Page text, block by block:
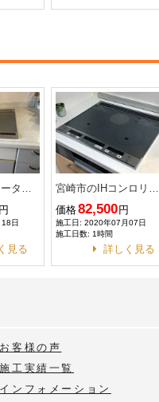
IHクッキングヒーター交換
円
日
見る
宮崎市のIHコンロリフォーム
価格82,500 円
施工日: 2020年07月07日
施工日数: 1時間
詳しく見る
お客様の声
施工実績一覧
インフォメーション